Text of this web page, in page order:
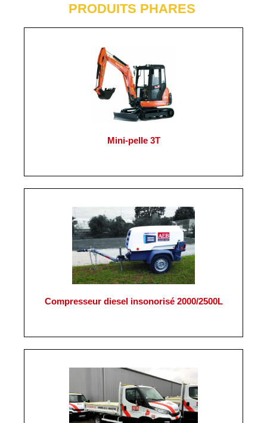
PRODUITS PHARES
Mini-pelle 3T
Compresseur diesel insonorisé 2000/2500L